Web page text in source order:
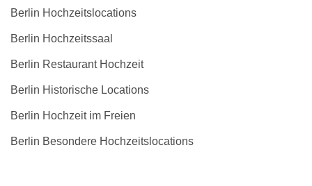
Berlin Hochzeitslocations
Berlin Hochzeitssaal
Berlin Restaurant Hochzeit
Berlin Historische Locations
Berlin Hochzeit im Freien
Berlin Besondere Hochzeitslocations